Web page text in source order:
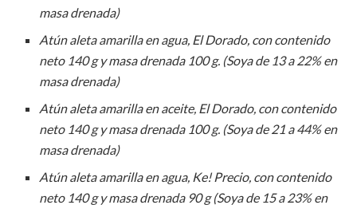
masa drenada)
Atún aleta amarilla en agua, El Dorado, con contenido
neto 140 g y masa drenada 100 g. (Soya de 13 a 22% en
masa drenada)
Atún aleta amarilla en aceite, El Dorado, con contenido
neto 140 g y masa drenada 100 g. (Soya de 21 a 44% en
masa drenada)
Atún aleta amarilla en agua, Ke! Precio, con contenido
neto 140 g y masa drenada 90 g (Soya de 15 a 23% en